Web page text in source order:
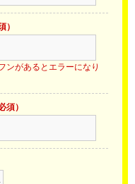
）
ンがあるとエラーになり
須）